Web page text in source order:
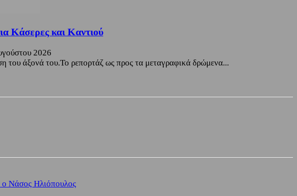
Κάσερες και Καντιού
2026
του άξονά του.Το ρεπορτάζ ως προς τα μεταγραφικά δρώμενα...
ο Νάσος Ηλιόπουλος